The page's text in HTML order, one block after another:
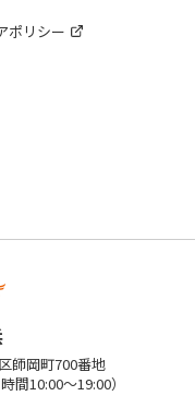
ポリシー
師岡町700番地
間10:00～19:00）